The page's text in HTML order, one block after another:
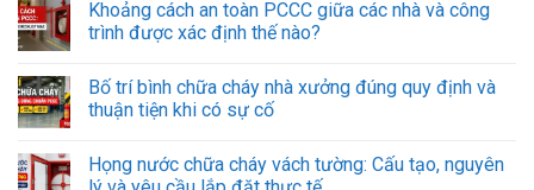
Khoảng cách an toàn PCCC giữa các nhà và công
trình được xác định thế nào?
Bố trí bình chữa cháy nhà xưởng đúng quy định và
thuận tiện khi có sự cố
Họng nước chữa cháy vách tường: Cấu tạo, nguyên